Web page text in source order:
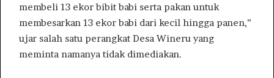
membeli 13 ekor bibit babi serta pakan untuk
membesarkan 13 ekor babi dari kecil hingga panen,”
ujar salah satu perangkat Desa Wineru yang
meminta namanya tidak dimediakan.